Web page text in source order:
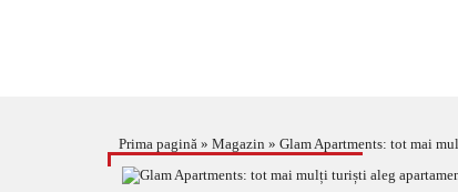
Prima pagină » Magazin » Glam Apartments: tot mai